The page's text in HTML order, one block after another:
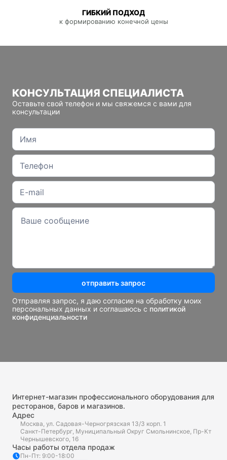
ГИБКИЙ ПОДХОД
к формированию конечной цены
КОНСУЛЬТАЦИЯ СПЕЦИАЛИСТА
Оставьте свой телефон и мы свяжемся с вами для
консультации
отправить запрос
Отправляя запрос, я даю согласие на обработку моих
персональных данных и соглашаюсь с политикой
конфиденциальности
Интернет-магазин профессионального оборудования для
ресторанов, баров и магазинов.
Адрес
Москва, ул. Садовая-Черногрязская 13/3 корп. 1
Санкт-Петербург, Муниципальный Округ Смольнинское, Пр-Кт
Чернышевского, 16
Часы работы отдела продаж
Пн-Пт: 9:00-18:00